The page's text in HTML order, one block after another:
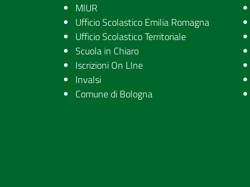
MIUR
Ufficio Scolastico Emilia Romagna
Ufficio Scolastico Territoriale
Scuola in Chiaro
Iscrizioni On LIne
Invalsi
Comune di Bologna